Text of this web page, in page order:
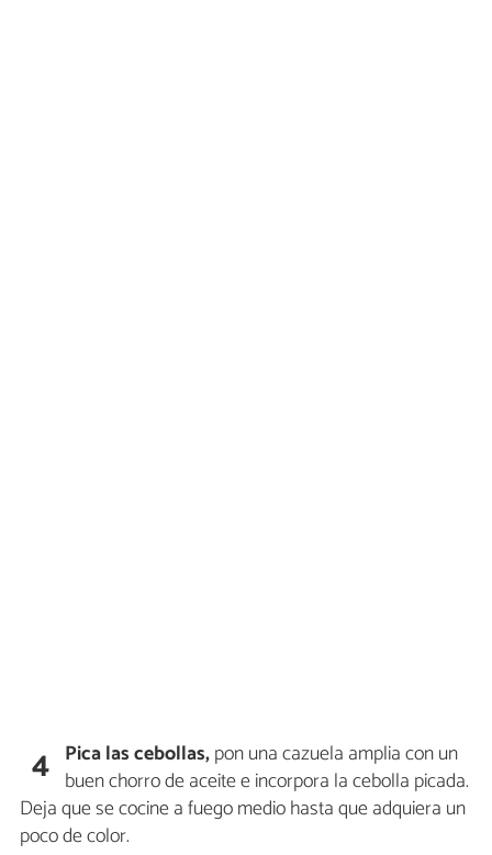
4 Pica las cebollas,pon una cazuela amplia con un
buen chorro de aceite e incorpora la cebolla picada.
Deja que se cocine a fuego medio hasta que adquiera un
poco de color.